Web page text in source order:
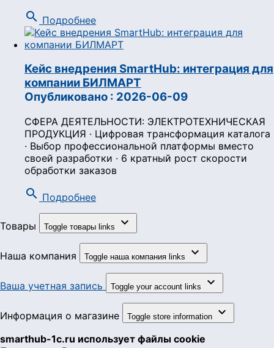
search Подробнее
Кейс внедрения SmartHub: интеграция для
компании БИЛМАРТ
Опубликовано : 2026-06-09
СФЕРА ДЕЯТЕЛЬНОСТИ: ЭЛЕКТРОТЕХНИЧЕСКАЯ
ПРОДУКЦИЯ · Цифровая трансформация каталога
· Выбор профессиональной платформы вместо
своей разработки · 6 кратный рост скорости
обработки заказов
search Подробнее
Товары Toggle товары links 
Наша компания Toggle наша компания links 
Ваша учетная запись Toggle your account links 
Информация о магазине Toggle store information 
smarthub-1c.ru использует файлы cookie